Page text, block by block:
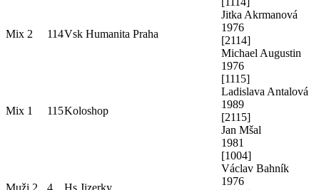
Mix 2 114Vsk Humanita Praha
Jitka Akrmanová
1976
[2114]
Michael Augustin
1976
Mix 1 115Koloshop
[1115]
Ladislava Antalová
1989
[2115]
Jan Mšal
1981
[1004]
Václav Bahník
1976